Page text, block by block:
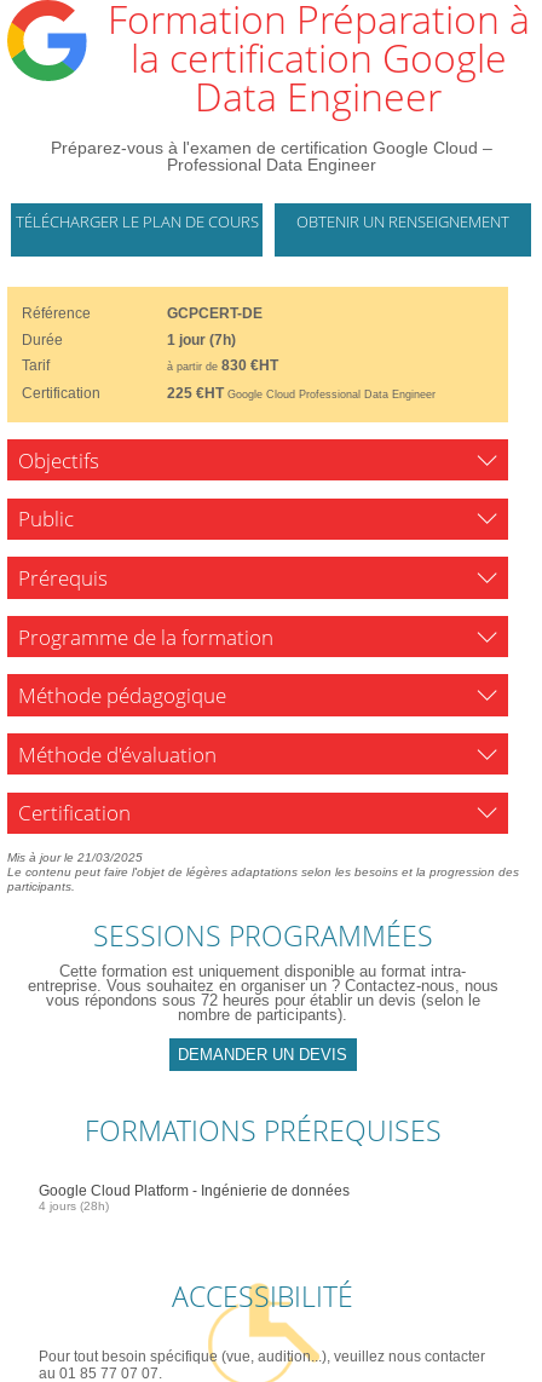
Formation Préparation à
la certification Google
Data Engineer
Préparez-vous à l'examen de certification Google Cloud –
Professional Data Engineer
TÉLÉCHARGER LE PLAN DE COURS OBTENIR UN RENSEIGNEMENT
Référence
GCPCERT-DE
Durée
1 jour (7h)
Tarif
à partir de 830 €HT
Certification
225 €HTGoogle Cloud Professional Data Engineer
Objectifs
Public
Prérequis
Programme de la formation
Méthode pédagogique
Méthode d'évaluation
Certification
Mis à jour le 21/03/2025
Le contenu peut faire l'objet de légères adaptations selon les besoins et la progression des
participants.
SESSIONS PROGRAMMÉES
Cette formation est uniquement disponible au format intra-
entreprise. Vous souhaitez en organiser un ? Contactez-nous, nous
vous répondons sous 72 heures pour établir un devis (selon le
nombre de participants).
DEMANDER UN DEVIS
FORMATIONS PRÉREQUISES
Google Cloud Platform - Ingénierie de données
4 jours (28h)
ACCESSIBILITÉ
Pour tout besoin spécifique (vue, audition...), veuillez nous contacter
au 01 85 77 07 07.